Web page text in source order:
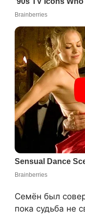
Семён был
пока судьба не